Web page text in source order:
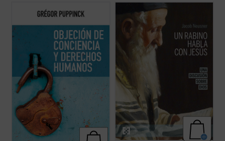
El derecho a la objeción de conciencia se
invoca cada vez más, ya se trate de la
la negativa a vacunarse o de cualquier otra
práctica que choque contra las
convicciones de algunas personas. Este
Imagínate transportado dos mil años atrás,
a Galilea, justo en el momento en que Jesús
pronuncia su Sermón de la Montaña.
Después de escucharle, ¿abandonarías tus
convicciones religiosas y tu ideología para
seguirle, o te aferrarías a ...
(ver ficha)